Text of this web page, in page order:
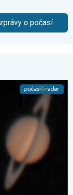
o počasí
5. července 2026